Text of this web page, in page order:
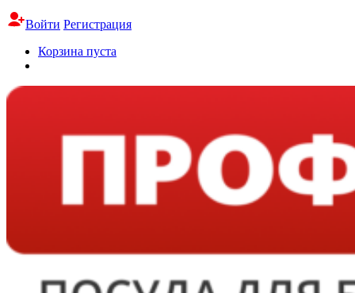
Войти Регистрация
Корзина пуста